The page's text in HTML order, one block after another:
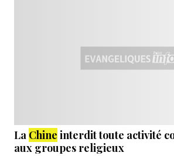
La Chine interdit toute activité
aux groupes religieux